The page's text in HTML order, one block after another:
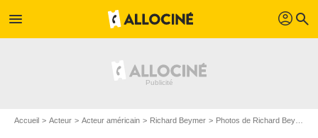
menu profil search
Accueil Acteur Acteur américain Richard Beymer Photos de Richard Beymer